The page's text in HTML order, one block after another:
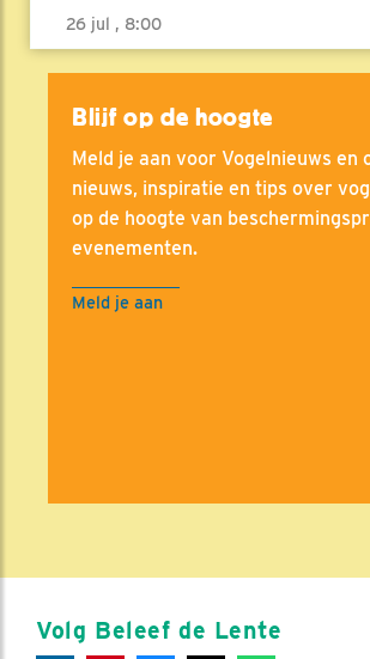
26 jul , 8:00
Blijf op de hoogte
Meld je aan voor Vogelnieuws en
nieuws, inspiratie en tips over
op de hoogte van
evenementen.
Meld je aan
Volg Beleef de Lente